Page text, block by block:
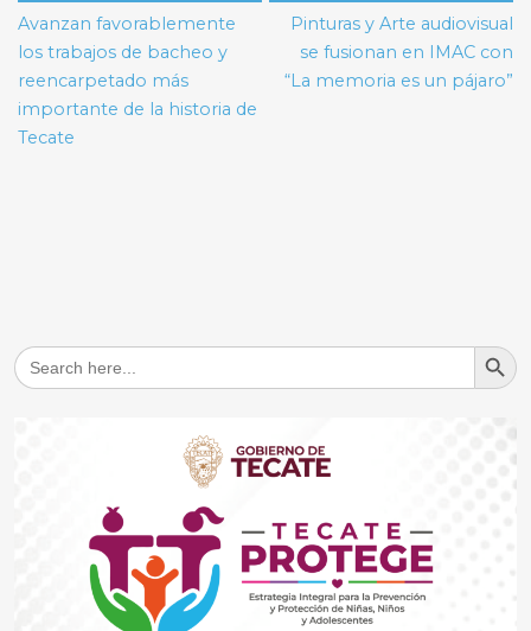
de
entradas
Avanzan favorablemente
los trabajos de bacheo y
reencarpetado más
importante de la historia de
Tecate
Pinturas y Arte audiovisual
se fusionan en IMAC con
“La memoria es un pájaro”
Search
for:
Search